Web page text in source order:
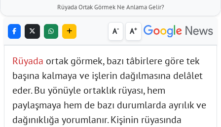
Rüyada Ortak Görmek Ne Anlama Gelir?
A- A+
Rüyada ortak görmek, bazı tâbirlere göre tek
başına kalmaya ve işlerin dağılmasına delâlet
eder. Bu yönüyle ortaklık rüyası, hem
paylaşmaya hem de bazı durumlarda ayrılık ve
dağınıklığa yorumlanır. Kişinin rüyasında